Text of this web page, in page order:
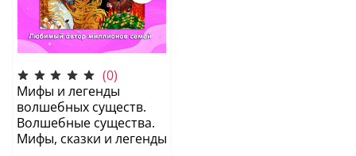
(0)
Мифы и легенды
волшебных существ.
Волшебные существа.
Мифы, сказки и легенды